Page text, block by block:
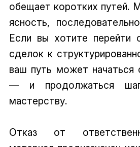
обещает коротких путей.
ясность,
Если вы хотите перейти
сделок к
ваш путь может начаться
— и продолжаться
мастерству.
Отказ от